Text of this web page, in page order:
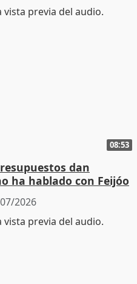
08:53
dan
ha hablado con Feijóo
2026